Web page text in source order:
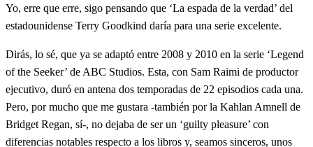
Yo, erre que erre, sigo pensando que ‘La espada de la verdad’ del
estadounidense Terry Goodkind daría para una serie excelente.
Dirás, lo sé, que ya se adaptó entre 2008 y 2010 en la serie ‘Legend
of the Seeker’ de ABC Studios. Esta, con Sam Raimi de productor
ejecutivo, duró en antena dos temporadas de 22 episodios cada una.
Pero, por mucho que me gustara -también por la Kahlan Amnell de
Bridget Regan, sí-, no dejaba de ser un ‘guilty pleasure’ con
diferencias notables respecto a los libros y, seamos sinceros, unos